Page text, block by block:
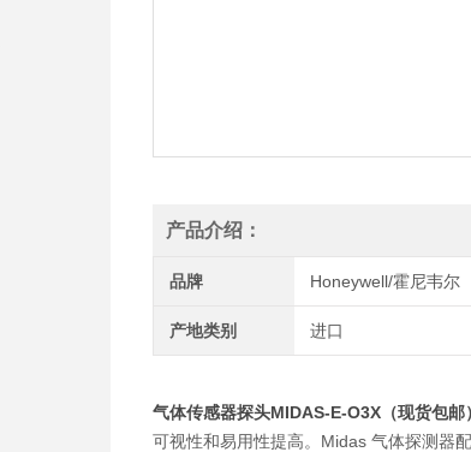
产品介绍：
品牌 Honeywell/霍尼韦尔
产地类别 进口
气体传感器探头MIDAS-E-O3X（现货包邮）
可视性和易用性提高。Midas 气体探测器